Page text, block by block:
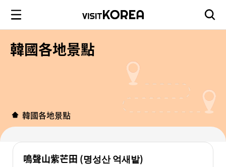
韓國各地景點
韓國各地景點
鳴聲山紫芒田 (명성산 억새밭)